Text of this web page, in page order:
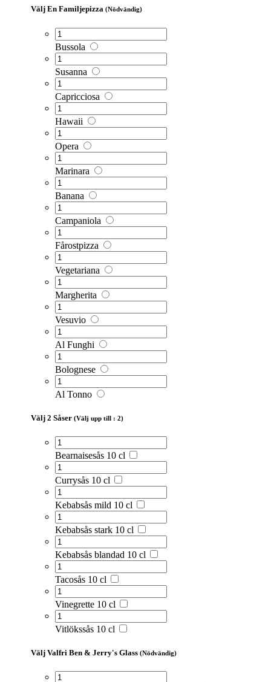
Välj En Familjepizza (Nödvändig)
Bussola
Susanna
Capricciosa
Hawaii
Opera
Marinara
Banana
Campaniola
Fårostpizza
Vegetariana
Margherita
Vesuvio
Al Funghi
Bolognese
Al Tonno
Välj 2 Såser (Välj upp till : 2)
Bearnaisesås 10 cl
Currysås 10 cl
Kebabsås mild 10 cl
Kebabsås stark 10 cl
Kebabsås blandad 10 cl
Tacosås 10 cl
Vinegrette 10 cl
Vitlökssås 10 cl
Välj Valfri Ben & Jerry's Glass (Nödvändig)